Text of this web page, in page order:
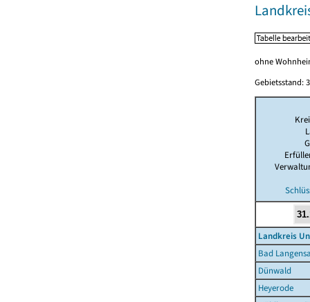
ohne
Gebietsstand:
Landkreis
Bad
Dünwald
Heyerode